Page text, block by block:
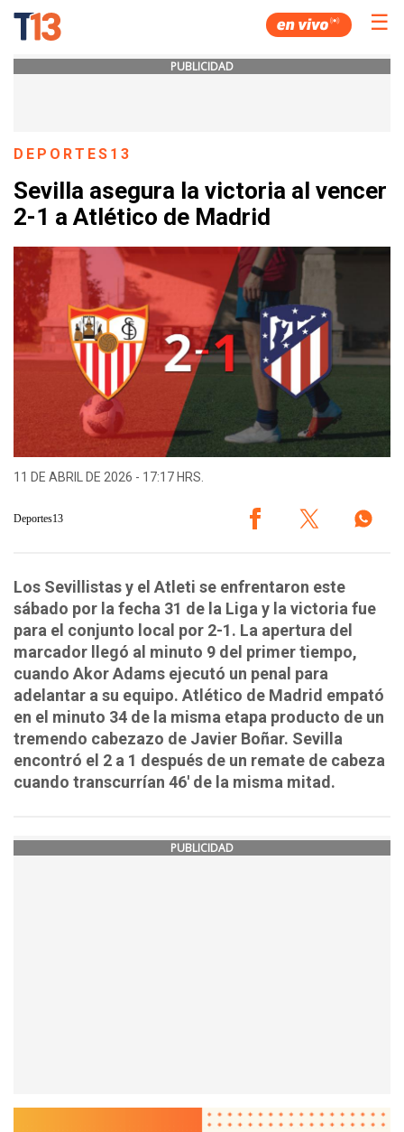
☰
PUBLICIDAD
DEPORTES13
Sevilla asegura la victoria al vencer
2-1 a Atlético de Madrid
11 DE ABRIL DE 2026 - 17:17 HRS.
Deportes13
Los Sevillistas y el Atleti se enfrentaron este
sábado por la fecha 31 de la Liga y la victoria fue
para el conjunto local por 2-1. La apertura del
marcador llegó al minuto 9 del primer tiempo,
cuando Akor Adams ejecutó un penal para
adelantar a su equipo. Atlético de Madrid empató
en el minuto 34 de la misma etapa producto de un
tremendo cabezazo de Javier Boñar. Sevilla
encontró el 2 a 1 después de un remate de cabeza
cuando transcurrían 46' de la misma mitad.
PUBLICIDAD